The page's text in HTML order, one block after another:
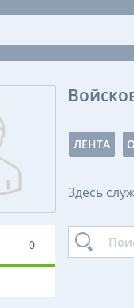
0
ЛЕНТА
Здесь